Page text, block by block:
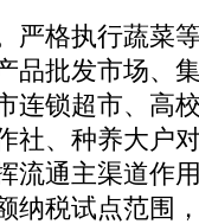
格执行蔬菜
品批发市场、
连锁超市、高
社、种养大户
流通主渠道作
纳税试点范围